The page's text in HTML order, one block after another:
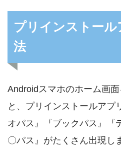
プリインストー
法
Androidスマホのホーム画
と、プリインストールアプ
オパス』『ブックパス』『
〇パス』がたくさん出現し